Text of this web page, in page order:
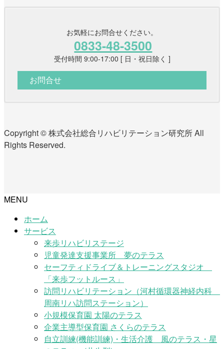
お気軽にお問合せください。
0833-48-3500
受付時間 9:00-17:00 [ 日・祝日除く ]
お問合せ
Copyright © 株式会社総合リハビリテーション研究所 All
Rights Reserved.
MENU
ホーム
サービス
来歩リハビリステージ
児童発達支援事業所 夢のテラス
セーフティドライブ＆トレーニングスタジオ
「来歩フットルース」
訪問リハビリテーション（河村循環器神経内科
周南リハ訪問ステーション）
小規模保育園 太陽のテラス
企業主導型保育園 さくらのテラス
自立訓練(機能訓練)・生活介護 風のテラス・星